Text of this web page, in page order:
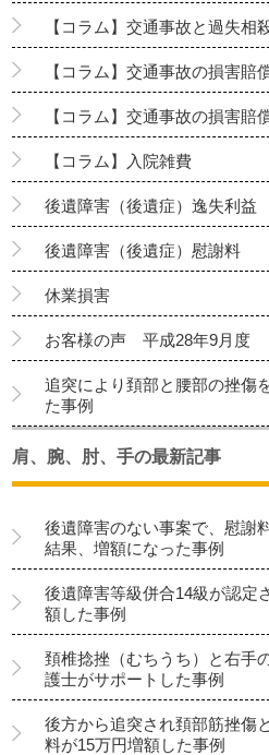
【コラム】交通事故と過失相
【コラム】交通事故の損害賠
【コラム】交通事故の損害賠
【コラム】入院雑費
後遺障害（後遺症）逸失利益
後遺障害（後遺症）慰謝料
休業損害
お客様の声 平成28年9月度
追突により頚部と腰部の挫傷
た事例
肩、腕、肘、手の最新記事
後遺障害のない事案で、慰謝
結果、増額になった事例
後遺障害等級併合14級が認定
額した事例
頚椎捻挫（むちうち）と右手
護士がサポートした事例
後方から追突され頚部筋挫傷
料が15万円増額した事例